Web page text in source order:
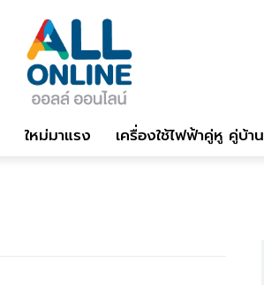
ใหม่มาแรง เครื่องใช้ไฟฟ้าคู่หู คู่บ้าน